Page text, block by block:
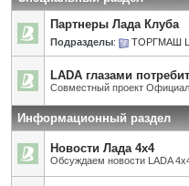
Партнеры Лада Клуба
Подразделы: ТОРГМАШ
LADA глазами
Совместный проект
Информационный раздел
Новости Лада 4х4
Обсуждаем новости LADA